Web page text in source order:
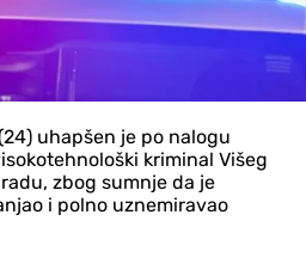
uhapšen je po nalogu
kriminal Višeg
zbog sumnje da je
i polno uznemiravao